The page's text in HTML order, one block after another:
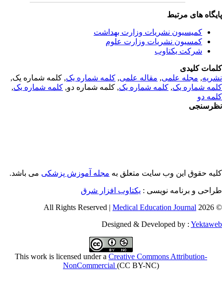
های مرتبط
کمیسیون نشریات وزارت بهداشت
کمسیون نشریات وزارت علوم
شرکت یکتاوب
کلیدی
,مجله علمی, مقاله علمی, کلمه شماره یک, کلمه شماره یک,
شماره یک,کلمه شماره یک, کلمه شماره دو,کلمه شماره یک,
دو
حقوق این وب سایت متعلق بهمجله آموزش پزشکیمی باشد.
و برنامه نویسی : یکتاوب افزار شرق
©
Medical Education Journal
Designed & Developed by :
This work is licensed under aCreative Commons Attribution-
NonCommercial(CC BY-NC)